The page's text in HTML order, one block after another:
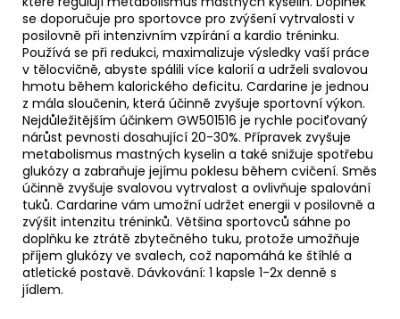
se doporučuje pro sportovce pro zvýšení vytrvalosti v
posilovně při intenzivním vzpírání a kardio tréninku.
Používá se při redukci, maximalizuje výsledky vaší práce
v tělocvičně, abyste spálili více kalorií a udrželi svalovou
hmotu během kalorického deficitu. Cardarine je jednou
z mála sloučenin, která účinně zvyšuje sportovní výkon.
Nejdůležitějším účinkem GW501516 je rychle pociťovaný
nárůst pevnosti dosahující 20-30%. Přípravek zvyšuje
metabolismus mastných kyselin a také snižuje spotřebu
glukózy a zabraňuje jejímu poklesu během cvičení. Směs
účinně zvyšuje svalovou vytrvalost a ovlivňuje spalování
tuků. Cardarine vám umožní udržet energii v posilovně a
zvýšit intenzitu tréninků. Většina sportovců sáhne po
doplňku ke ztrátě zbytečného tuku, protože umožňuje
příjem glukózy ve svalech, což napomáhá ke štíhlé a
atletické postavě. Dávkování: 1 kapsle 1-2x denně s
jídlem.